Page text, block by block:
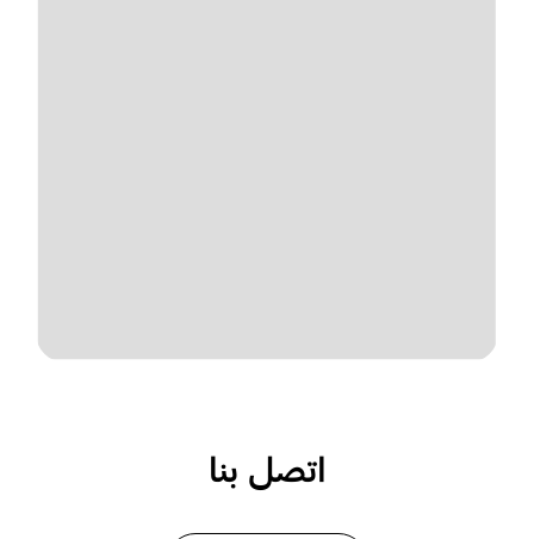
اتصل بنا